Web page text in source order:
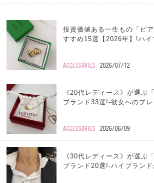
投資価値ある一生もの「ピ
すすめ15選【2026年】!ハイ
ACCESSORIES 2026/07/12
《20代レディース》が選ぶ
ブランド33選!-彼女へのプ
ACCESSORIES 2026/06/09
《30代レディース》が選ぶ
ブランド20選!-ハイブラン